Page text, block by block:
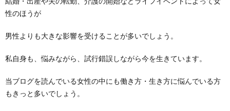
性のほうが
男性よりも大きな影響を受けることが多いでしょう。
私自身も、悩みながら、試行錯誤しながら今を生きています。
当ブログを読んでいる女性の中にも働き方・生き方に悩んでいる方
もきっと多いでしょう。